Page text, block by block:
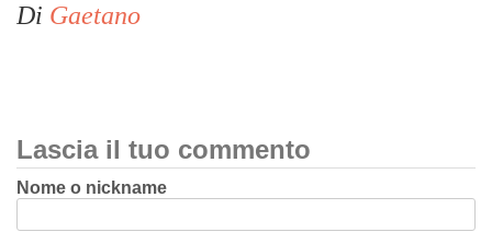
Di Gaetano
Lascia il tuo commento
Nome o nickname